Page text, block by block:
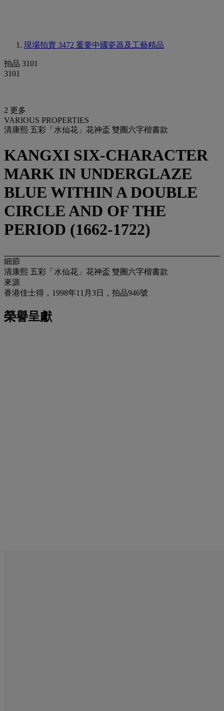
現場拍賣 3472 重要中國瓷器及工藝精品
拍品 3101
3101
2 更多
VARIOUS PROPERTIES
清康熙 五彩「水仙花」花神盃 雙圈六字楷書款
KANGXI SIX-CHARACTER
MARK IN UNDERGLAZE
BLUE WITHIN A DOUBLE
CIRCLE AND OF THE
PERIOD (1662-1722)
細節
清康熙 五彩「水仙花」花神盃 雙圈六字楷書款
來源
香港佳士得，1998年11月3日，拍品946號
榮譽呈獻